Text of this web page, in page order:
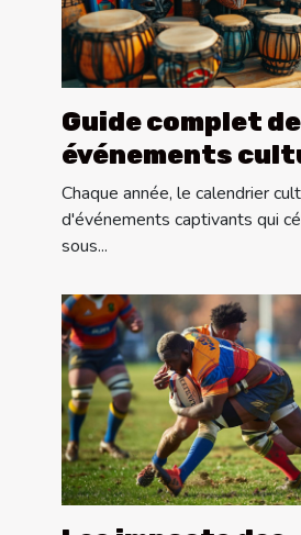
Guide complet
événements
annuels à ne pas
Chaque année, le calendrier
d'événements captivants qui
sous...